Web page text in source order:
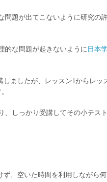
問題が出てこないように研究の
的な問題が起きないように 日本
しましたが、レッスン1からレッ
、しっかり受講してその小テス
、空いた時間を利用しながら